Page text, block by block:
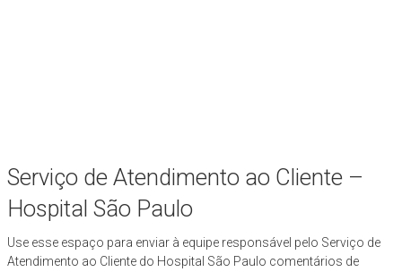
Serviço de Atendimento ao Cliente –
Hospital São Paulo
Use esse espaço para enviar à equipe responsável pelo Serviço de
Atendimento ao Cliente do Hospital São Paulo comentários de